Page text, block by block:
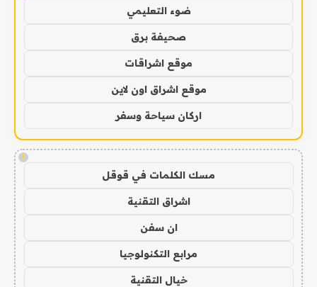
ضوء التعليمي
صحيفة برق
موقع اشراقات
موقع اشراق اون لاين
اركان سياحة وسفر
!
مسك الكلمات في قوقل
اشراق التقنية
ان سفن
مرابع التكنولوجيا
خيال التقنية